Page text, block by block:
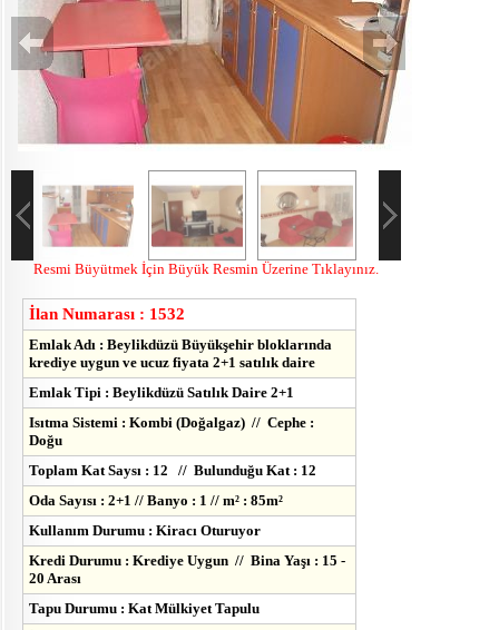
Resmi Büyütmek İçin Büyük Resmin Üzerine Tıklayınız.
İlan Numarası : 1532
Emlak Adı : Beylikdüzü Büyükşehir bloklarında
krediye uygun ve ucuz fiyata 2+1 satılık daire
Emlak Tipi : Beylikdüzü Satılık Daire 2+1
Isıtma Sistemi : Kombi (Doğalgaz) // Cephe :
Doğu
Toplam Kat Saysı : 12 // Bulunduğu Kat : 12
Oda Sayısı : 2+1 // Banyo : 1 // m² : 85m²
Kullanım Durumu : Kiracı Oturuyor
Kredi Durumu : Krediye Uygun // Bina Yaşı : 15 -
20 Arası
Tapu Durumu : Kat Mülkiyet Tapulu